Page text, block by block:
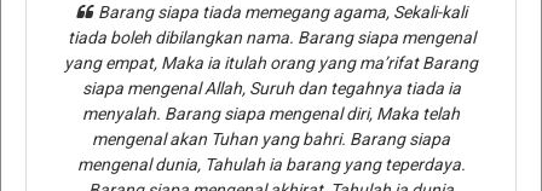
Barang siapa tiada memegang agama, Sekali-kali
tiada boleh dibilangkan nama. Barang siapa mengenal
yang empat, Maka ia itulah orang yang ma’rifat Barang
siapa mengenal Allah, Suruh dan tegahnya tiada ia
menyalah. Barang siapa mengenal diri, Maka telah
mengenal akan Tuhan yang bahri. Barang siapa
mengenal dunia, Tahulah ia barang yang teperdaya.